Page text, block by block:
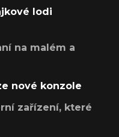
lodi
na malém a
nové konzole
zařízení, které